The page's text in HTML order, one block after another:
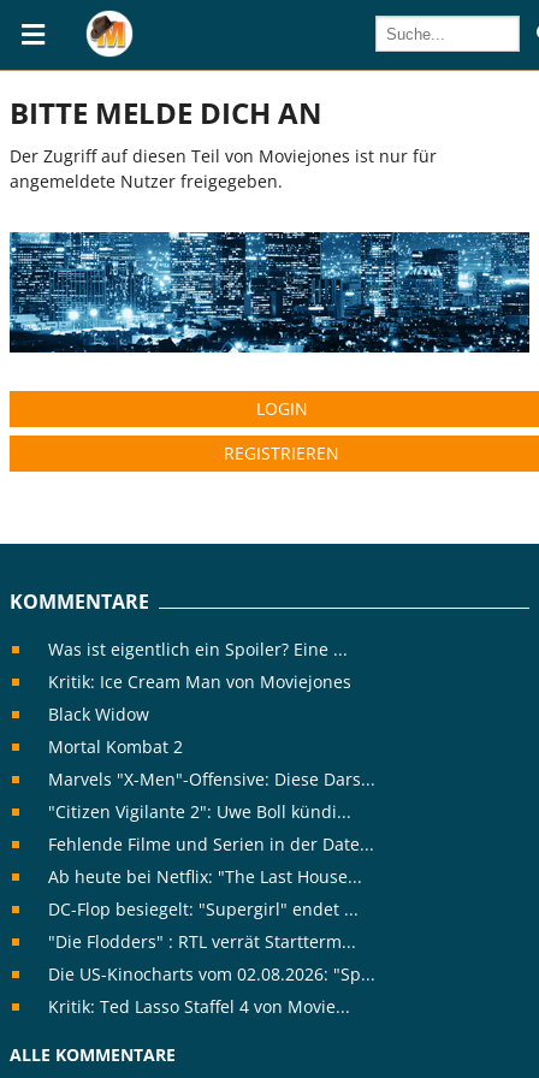
BITTE MELDE DICH AN
Der Zugriff auf diesen Teil von Moviejones ist nur für
angemeldete Nutzer freigegeben.
LOGIN
REGISTRIEREN
KOMMENTARE
Was ist eigentlich ein Spoiler? Eine ...
Kritik: Ice Cream Man von Moviejones
Black Widow
Mortal Kombat 2
Marvels "X-Men"-Offensive: Diese Dars...
"Citizen Vigilante 2": Uwe Boll kündi...
Fehlende Filme und Serien in der Date...
Ab heute bei Netflix: "The Last House...
DC-Flop besiegelt: "Supergirl" endet ...
"Die Flodders" : RTL verrät Startterm...
Die US-Kinocharts vom 02.08.2026: "Sp...
Kritik: Ted Lasso Staffel 4 von Movie...
ALLE KOMMENTARE